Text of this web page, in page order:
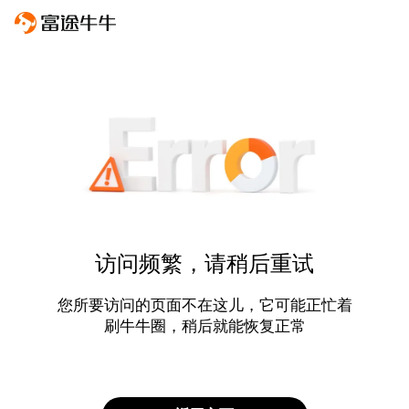
访问频繁，请稍后重试
您所要访问的页面不在这儿，它可能正忙着
刷牛牛圈，稍后就能恢复正常